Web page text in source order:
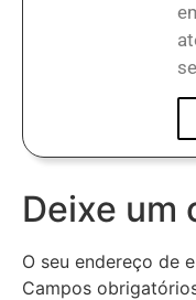
Deixe um
O seu endereço de
Campos